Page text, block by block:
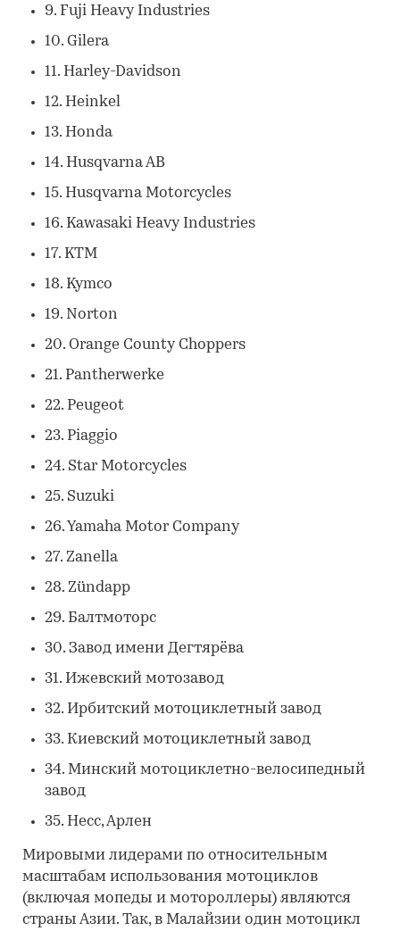
9. Fuji Heavy Industries
10. Gilera
11. Harley-Davidson
12. Heinkel
13. Honda
14. Husqvarna AB
15. Husqvarna Motorcycles
16. Kawasaki Heavy Industries
17. KTM
18. Kymco
19. Norton
20. Orange County Choppers
21. Pantherwerke
22. Peugeot
23. Piaggio
24. Star Motorcycles
25. Suzuki
26. Yamaha Motor Company
27. Zanella
28. Zündapp
29. Балтмоторс
30. Завод имени Дегтярёва
31. Ижевский мотозавод
32. Ирбитский мотоциклетный завод
33. Киевский мотоциклетный завод
34. Минский мотоциклетно-велосипедный
завод
35. Несс, Арлен
Мировыми лидерами по относительным
масштабам использования мотоциклов
(включая мопеды и мотороллеры) являются
страны Азии. Так, в Малайзии один мотоцикл